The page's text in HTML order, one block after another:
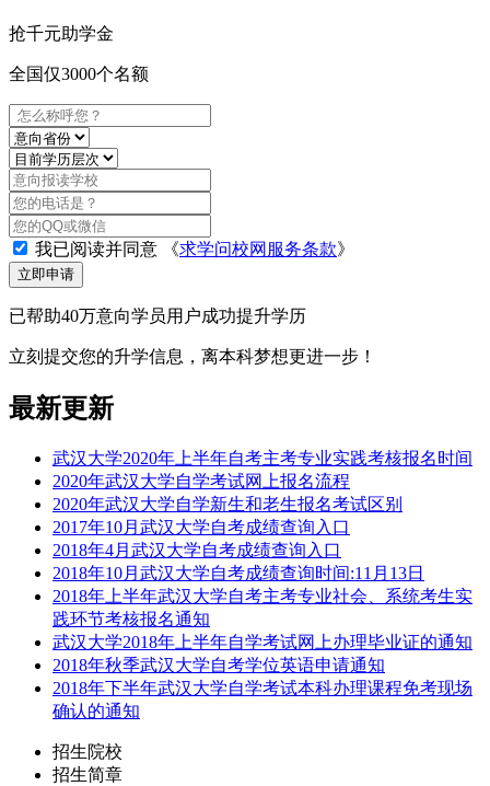
抢千元助学金
全国仅3000个名额
我已阅读并同意 《求学问校网服务条款》
立即申请
已帮助40万意向学员用户成功提升学历
立刻提交您的升学信息，离本科梦想更进一步！
最新更新
武汉大学2020年上半年自考主考专业实践考核报名时间
2020年武汉大学自学考试网上报名流程
2020年武汉大学自学新生和老生报名考试区别
2017年10月武汉大学自考成绩查询入口
2018年4月武汉大学自考成绩查询入口
2018年10月武汉大学自考成绩查询时间:11月13日
2018年上半年武汉大学自考主考专业社会、系统考生实
践环节考核报名通知
武汉大学2018年上半年自学考试网上办理毕业证的通知
2018年秋季武汉大学自考学位英语申请通知
2018年下半年武汉大学自学考试本科办理课程免考现场
确认的通知
招生院校
招生简章